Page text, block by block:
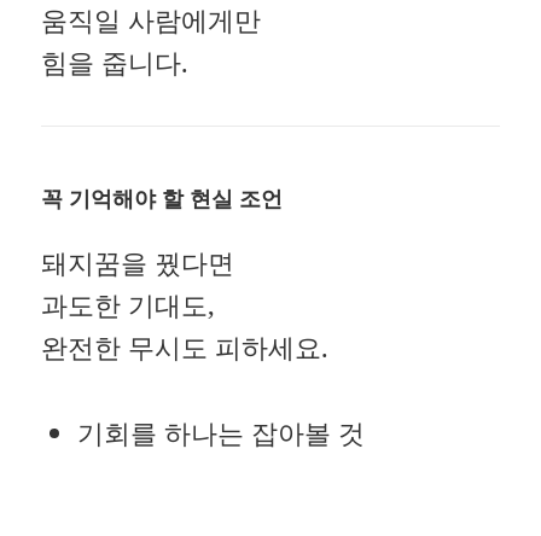
움직일 사람에게만
힘을 줍니다.
꼭 기억해야 할 현실 조언
돼지꿈을 꿨다면
과도한 기대도,
완전한 무시도 피하세요.
기회를 하나는 잡아볼 것